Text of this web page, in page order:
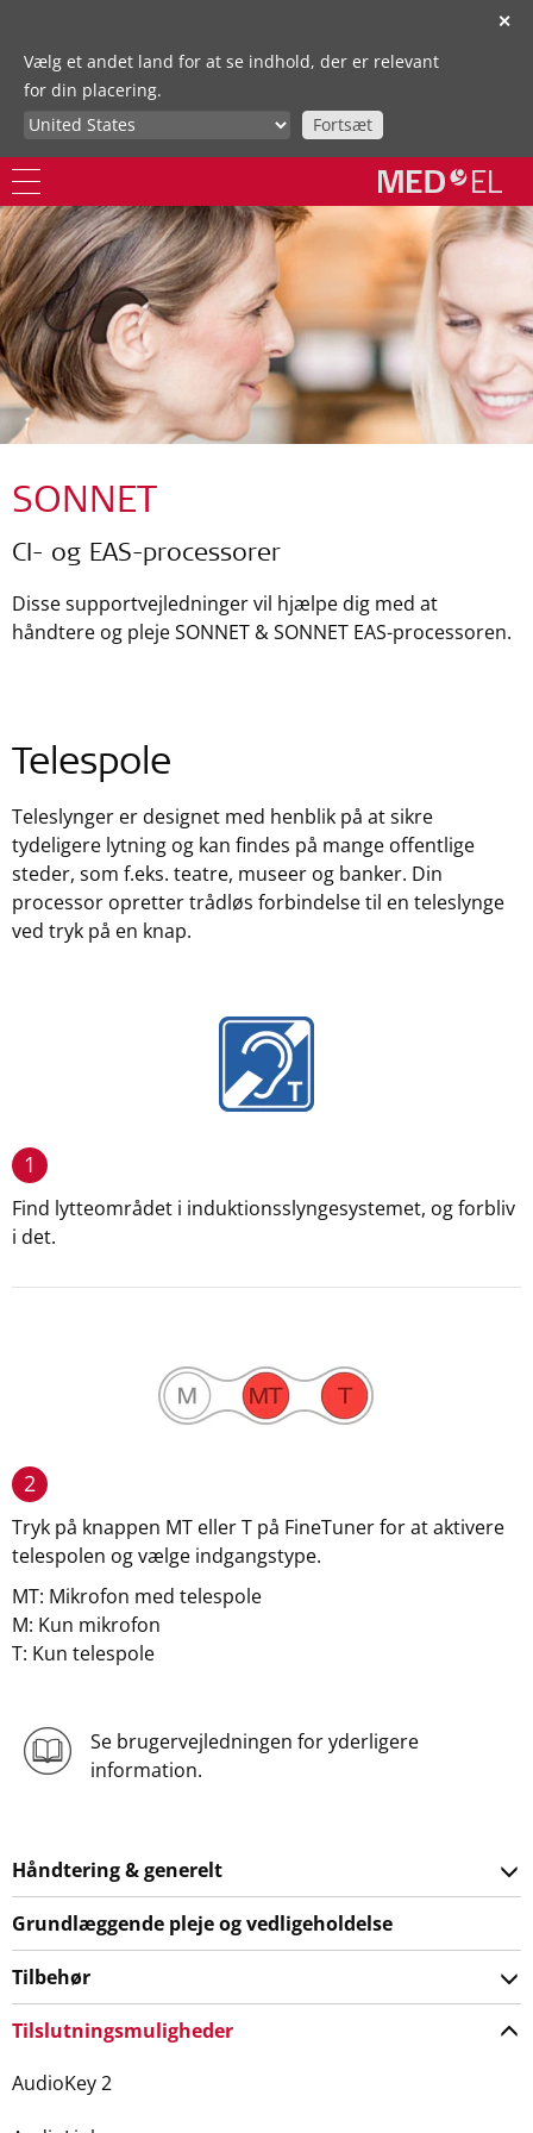
✕
Vælg et andet land for at se indhold, der er relevant
for din placering.
Fortsæt
SONNET
CI- og EAS-processorer
Disse supportvejledninger vil hjælpe dig med at
håndtere og pleje SONNET & SONNET EAS-processoren.
Telespole
Teleslynger er designet med henblik på at sikre
tydeligere lytning og kan findes på mange offentlige
steder, som f.eks. teatre, museer og banker. Din
processor opretter trådløs forbindelse til en teleslynge
ved tryk på en knap.
1
Find lytteområdet i induktionsslyngesystemet, og forbliv
i det.
2
Tryk på knappen MT eller T på FineTuner for at aktivere
telespolen og vælge indgangstype.
MT: Mikrofon med telespole
M: Kun mikrofon
T: Kun telespole
Se brugervejledningen for yderligere
information.
Håndtering & generelt
Grundlæggende pleje og vedligeholdelse
Tilbehør
Tilslutningsmuligheder
AudioKey 2